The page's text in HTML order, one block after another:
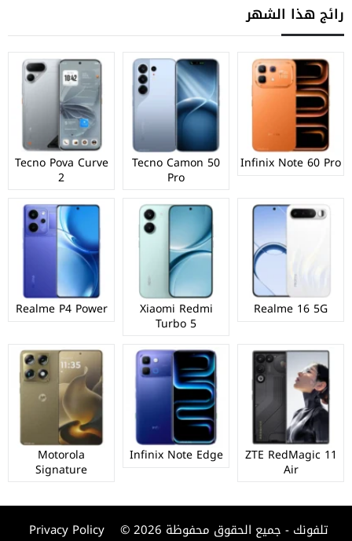
رائج هذا الشهر
Infinix Note 60 Pro
Tecno Camon 50
Pro
Tecno Pova Curve
2
Realme 16 5G
Xiaomi Redmi
Turbo 5
Realme P4 Power
ZTE RedMagic 11
Air
Infinix Note Edge
Motorola
Signature
© 2026 تلفونك - جميع الحقوق محفوظة Privacy Policy